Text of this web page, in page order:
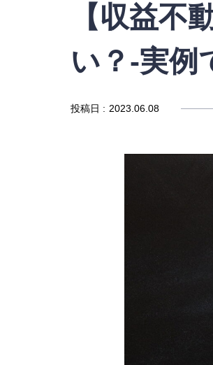
【収益不
い？-実例
投稿日 : 2023.06.08